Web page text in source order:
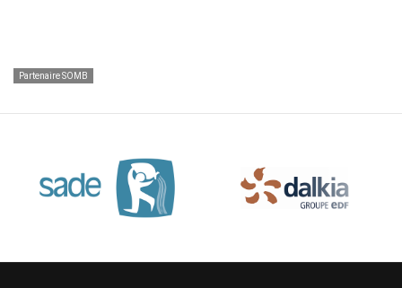
Partenaire SOMB